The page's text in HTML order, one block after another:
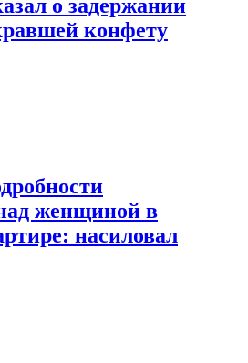
о задержании
конфету
женщиной в
насиловал